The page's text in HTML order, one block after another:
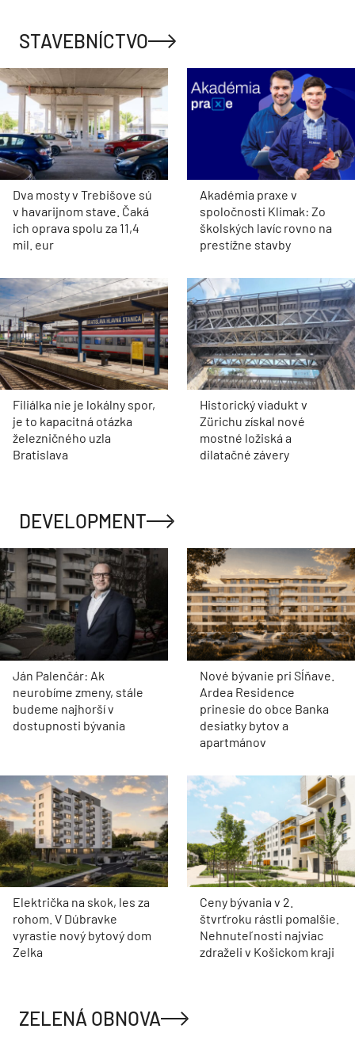
STAVEBNÍCTVO
Dva mosty v Trebišove sú
v havarijnom stave. Čaká
ich oprava spolu za 11,4
mil. eur
Akadémia praxe v
spoločnosti Klimak: Zo
školských lavíc rovno na
prestížne stavby
Filiálka nie je lokálny spor,
je to kapacitná otázka
železničného uzla
Bratislava
Historický viadukt v
Zürichu získal nové
mostné ložiská a
dilatačné závery
DEVELOPMENT
Ján Palenčár: Ak
neurobíme zmeny, stále
budeme najhorší v
dostupnosti bývania
Nové bývanie pri Sĺňave.
Ardea Residence
prinesie do obce Banka
desiatky bytov a
apartmánov
Električka na skok, les za
rohom. V Dúbravke
vyrastie nový bytový dom
Zelka
Ceny bývania v 2.
štvrťroku rástli pomalšie.
Nehnuteľnosti najviac
zdraželi v Košickom kraji
ZELENÁ OBNOVA